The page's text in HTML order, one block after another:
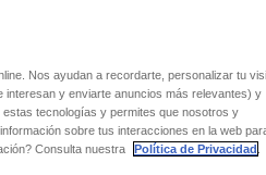
Nos ayudan a recordarte, personalizar tu
interesan y enviarte anuncios más relevantes) y
tecnologías y permites que nosotros y
sobre tus interacciones en la web
Consulta nuestra
Política de Privacidad .